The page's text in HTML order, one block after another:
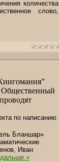
количества
слово,
Общественный
по написанию
Бланшар»
Иван
»